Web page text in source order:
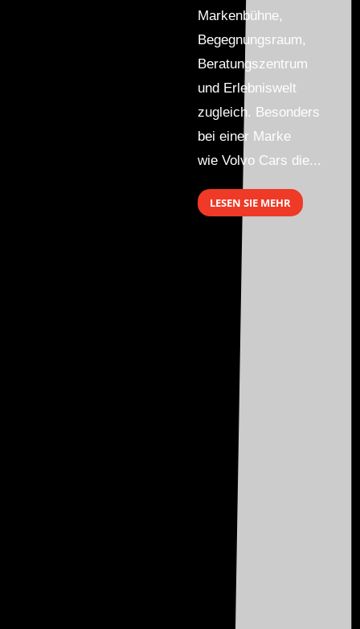
Markenbühne,
Begegnungsraum,
Beratungszentrum
und Erlebniswelt
zugleich. Besonders
bei einer Marke
wie Volvo Cars die...
LESEN SIE MEHR